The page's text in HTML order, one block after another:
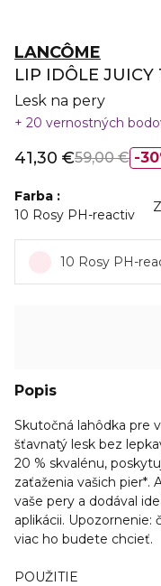
LANCÔME
LIP IDÔLE JUICY
Lesk na pery
20 vernostných
41,30 €59,00 €
Farba
10 Rosy PH-reactiv
10 Rosy PH-
Popis
Skutočná lahôdka pre
šťavnatý lesk bez
20 % skvalénu,
zaťaženia vašich pier*.
vaše pery a dodával
aplikácii.
viac ho budete chcieť.
POUŽITIE